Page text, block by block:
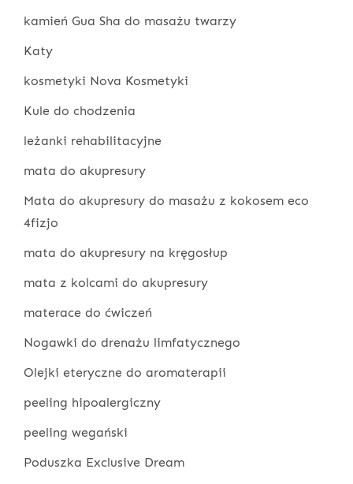
kamień Gua Sha do masażu twarzy
Katy
kosmetyki Nova Kosmetyki
Kule do chodzenia
leżanki rehabilitacyjne
mata do akupresury
Mata do akupresury do masażu z kokosem eco
4fizjo
mata do akupresury na kręgosłup
mata z kolcami do akupresury
materace do ćwiczeń
Nogawki do drenażu limfatycznego
Olejki eteryczne do aromaterapii
peeling hipoalergiczny
peeling wegański
Poduszka Exclusive Dream